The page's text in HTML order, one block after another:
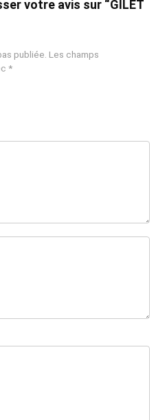
votre avis sur “GILET
publiée. Les champs
*